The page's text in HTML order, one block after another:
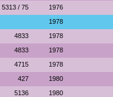
5313 / 75 1976
1978
4833 1978
4833 1978
4715 1978
427 1980
5136 1980